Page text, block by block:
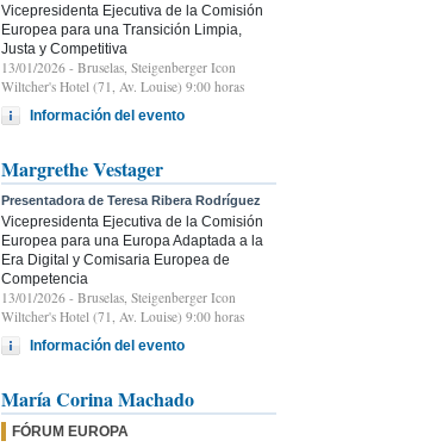
Vicepresidenta Ejecutiva de la Comisión
Europea para una Transición Limpia,
Justa y Competitiva
13/01/2026 - Bruselas, Steigenberger Icon
Wiltcher's Hotel (71, Av. Louise) 9:00 horas
Información del evento
Margrethe Vestager
Presentadora de Teresa Ribera Rodríguez
Vicepresidenta Ejecutiva de la Comisión
Europea para una Europa Adaptada a la
Era Digital y Comisaria Europea de
Competencia
13/01/2026 - Bruselas, Steigenberger Icon
Wiltcher's Hotel (71, Av. Louise) 9:00 horas
Información del evento
María Corina Machado
FÓRUM EUROPA